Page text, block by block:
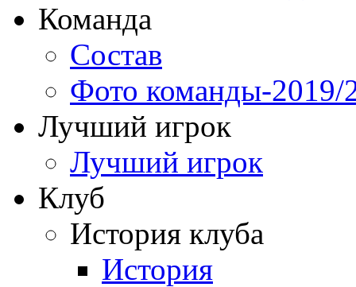
Команда
Состав
Фото команды-2019/
Лучший игрок
Лучший игрок
Клуб
История клуба
История